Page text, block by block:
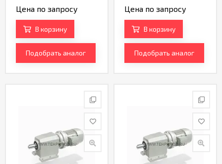
Цена по запросу
В корзину
Подобрать аналог
Цена по запросу
В корзину
Подобрать аналог